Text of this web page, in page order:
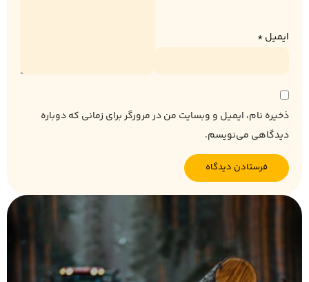
ایمیل*
ذخیره نام، ایمیل و وبسایت من در مرورگر برای زمانی که دوباره
دیدگاهی می‌نویسم.